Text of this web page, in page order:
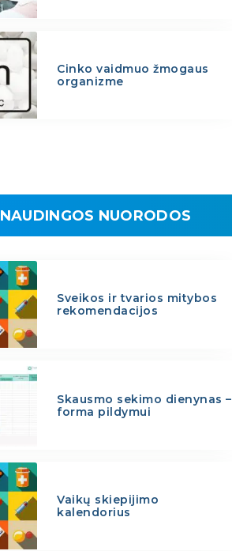
Cinko vaidmuo žmogaus
organizme
NAUDINGOS NUORODOS
Sveikos ir tvarios mitybos
rekomendacijos
Skausmo sekimo dienynas –
forma pildymui
Vaikų skiepijimo
kalendorius